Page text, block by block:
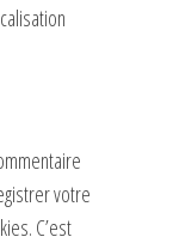
votre
C’est